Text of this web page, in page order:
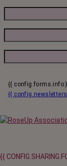
{{ config.forms.info
{{
{{